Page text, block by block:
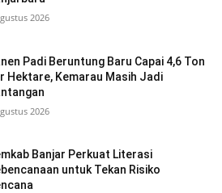
2026
Padi Beruntung Baru Capai 4,6 Ton
Hektare, Kemarau Masih Jadi
2026
Banjar Perkuat Literasi
untuk Tekan Risiko